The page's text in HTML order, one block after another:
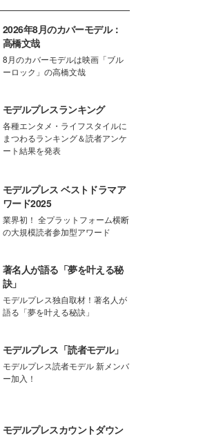
2026年8月のカバーモデル：
高橋文哉
8月のカバーモデルは映画「ブル
ーロック」の高橋文哉
モデルプレスランキング
各種エンタメ・ライフスタイルに
まつわるランキング＆読者アンケ
ート結果を発表
モデルプレス ベストドラマア
ワード2025
業界初！ 全プラットフォーム横断
の大規模読者参加型アワード
著名人が語る「夢を叶える秘
訣」
モデルプレス独自取材！著名人が
語る「夢を叶える秘訣」
モデルプレス「読者モデル」
モデルプレス読者モデル 新メンバ
ー加入！
モデルプレスカウントダウン